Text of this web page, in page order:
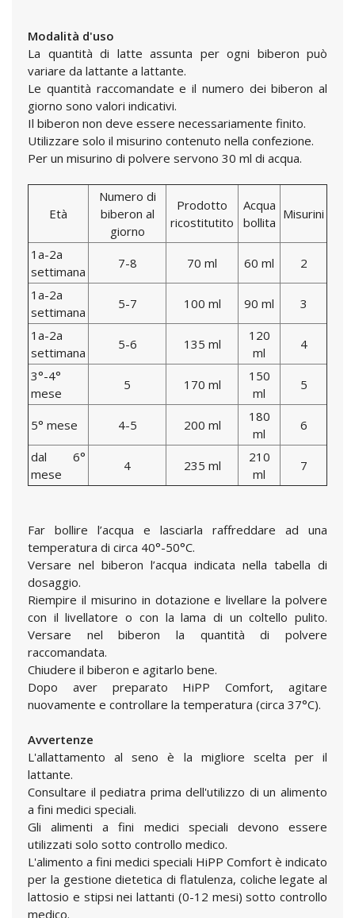
Modalità d'uso
La quantità di latte assunta per ogni biberon può
variare da lattante a lattante.
Le quantità raccomandate e il numero dei biberon al
giorno sono valori indicativi.
Il biberon non deve essere necessariamente finito.
Utilizzare solo il misurino contenuto nella confezione.
Per un misurino di polvere servono 30 ml di acqua.
Età
Numero di
biberon al
giorno
Prodotto
ricostitutito
Acqua
bollita
Misurini
1a-2a
settimana
7-8 70 ml 60 ml
2
1a-2a
settimana
5-7 100 ml 90 ml
3
1a-2a
settimana
5-6 135 ml
120
ml
4
3°-4°
mese
5 170 ml
150
ml
5
5° mese 4-5 200 ml
180
ml
6
dal 6°
mese
4 235 ml
210
ml
7
Far bollire l’acqua e lasciarla raffreddare ad una
temperatura di circa 40°-50°C.
Versare nel biberon l’acqua indicata nella tabella di
dosaggio.
Riempire il misurino in dotazione e livellare la polvere
con il livellatore o con la lama di un coltello pulito.
Versare nel biberon la quantità di polvere
raccomandata.
Chiudere il biberon e agitarlo bene.
Dopo aver preparato HiPP Comfort, agitare
nuovamente e controllare la temperatura (circa 37°C).
Avvertenze
L'allattamento al seno è la migliore scelta per il
lattante.
Consultare il pediatra prima dell'utilizzo di un alimento
a fini medici speciali.
Gli alimenti a fini medici speciali devono essere
utilizzati solo sotto controllo medico.
L'alimento a fini medici speciali HiPP Comfort è indicato
per la gestione dietetica di flatulenza, coliche legate al
lattosio e stipsi nei lattanti (0-12 mesi) sotto controllo
medico.